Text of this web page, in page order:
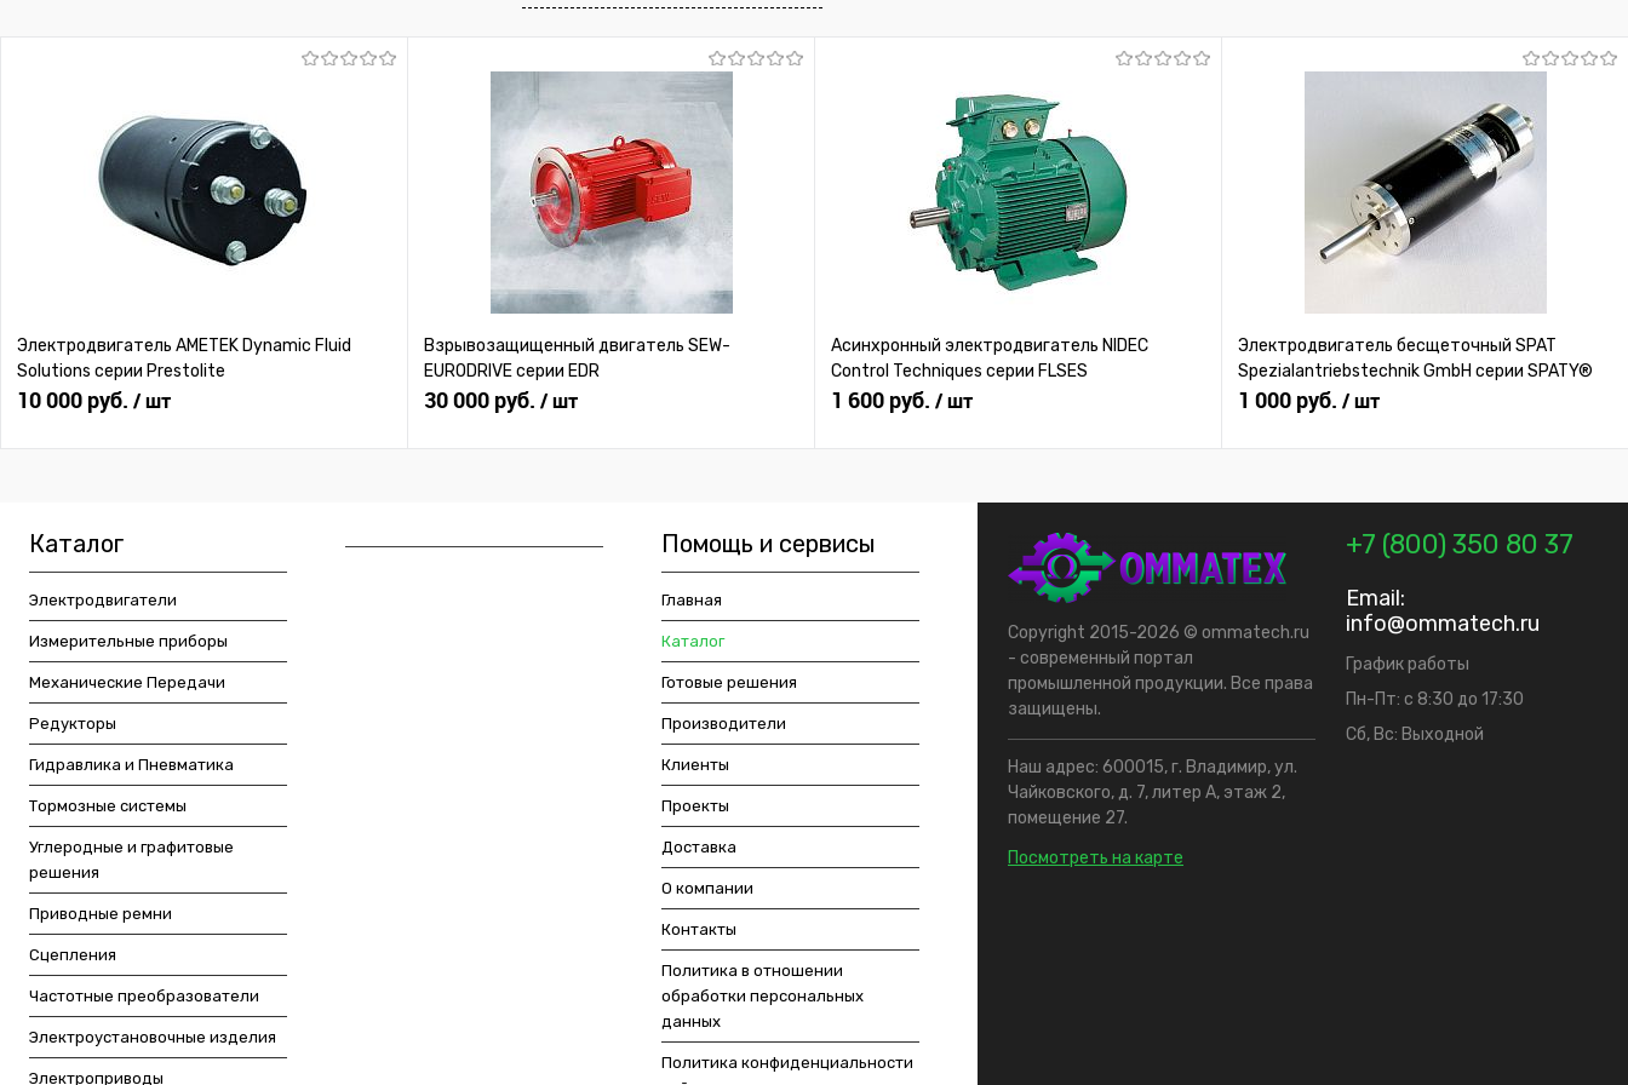
Под заказ
В избранное
Электродвигатель AMETEK Dynamic Fluid
Solutions серии Prestolite
10 000 руб. / шт
Взрывозащищенный двигатель SEW-
EURODRIVE серии EDR
30 000 руб. / шт
Асинхронный электродвигатель NIDEC
Control Techniques серии FLSES
1 600 руб. / шт
Электродвигатель бесщеточный SPAT
Spezialantriebstechnik GmbH серии SPATY®
1 000 руб. / шт
Каталог
Электродвигатели
Измерительные приборы
Механические Передачи
Редукторы
Гидравлика и Пневматика
Тормозные системы
Углеродные и графитовые
решения
Приводные ремни
Сцепления
Частотные преобразователи
Электроустановочные изделия
Электроприводы
Помощь и сервисы
Главная
Каталог
Готовые решения
Производители
Клиенты
Проекты
Доставка
О компании
Контакты
Политика в отношении
обработки персональных
данных
Политика конфиденциальности
Copyright 2015-2026 © ommatech.ru
- современный портал
промышленной продукции. Все права
защищены.
Наш адрес: 600015, г. Владимир, ул.
Чайковского, д. 7, литер А, этаж 2,
помещение 27.
Посмотреть на карте
+7 (800) 350 80 37
Email:
info@ommatech.ru
График работы
Пн-Пт: с 8:30 до 17:30
Сб, Вс: Выходной